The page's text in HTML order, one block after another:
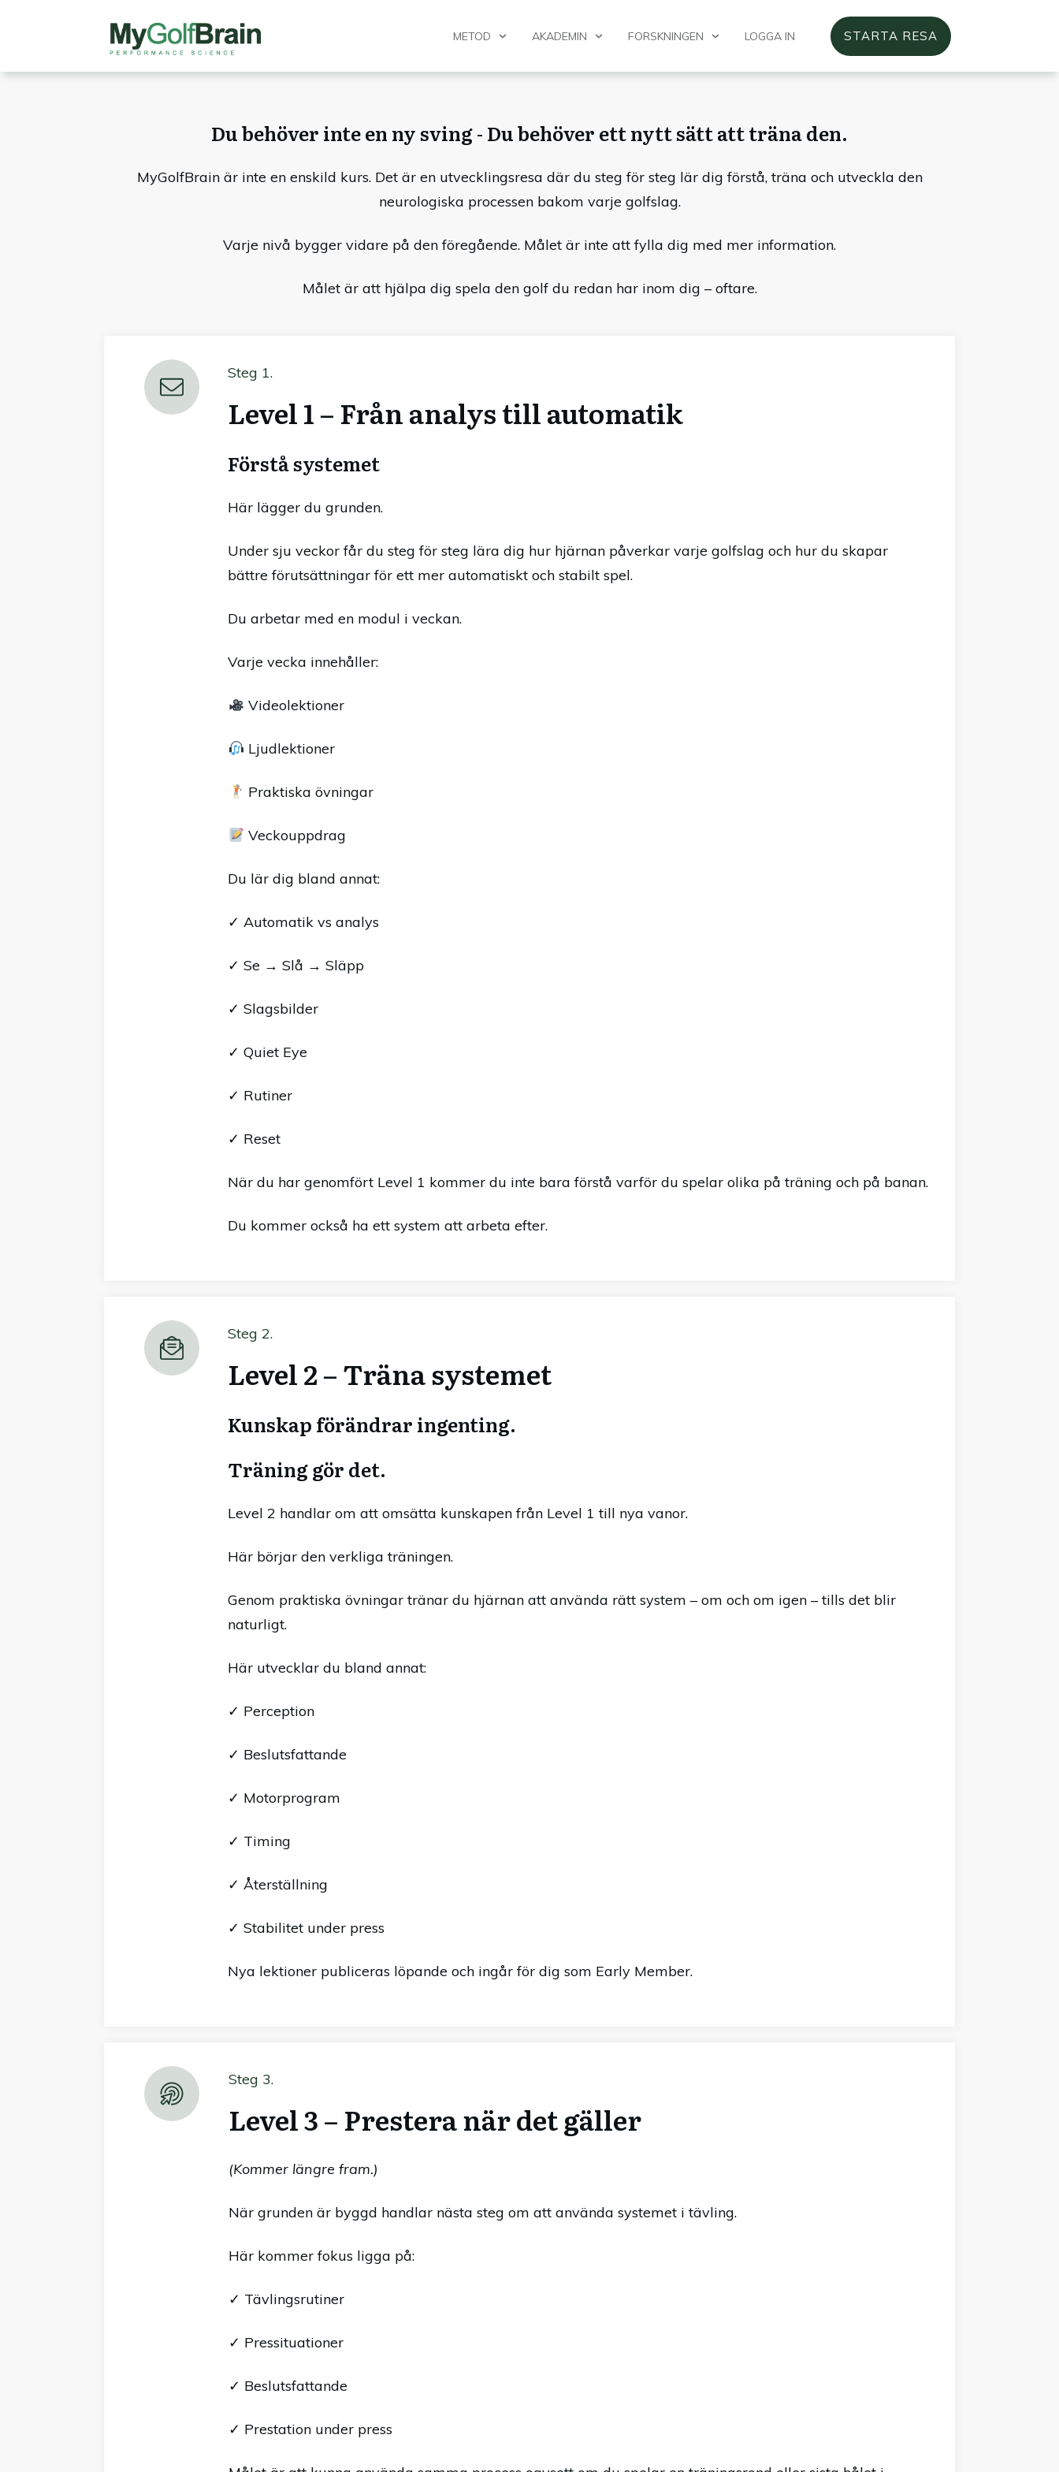
METOD AKADEMIN FORSKNINGEN LOGGA IN STARTA RESA
Du behöver inte en ny sving - Du behöver ett nytt sätt att träna den.
MyGolfBrain är inte en enskild kurs. Det är en utvecklingsresa där du steg för steg lär dig förstå, träna och utveckla den
neurologiska processen bakom varje golfslag.
Varje nivå bygger vidare på den föregående. Målet är inte att fylla dig med mer information.
Målet är att hjälpa dig spela den golf du redan har inom dig – oftare.
Steg 1.
Level 1 – Från analys till automatik
Förstå systemet
Här lägger du grunden.
Under sju veckor får du steg för steg lära dig hur hjärnan påverkar varje golfslag och hur du skapar
bättre förutsättningar för ett mer automatiskt och stabilt spel.
Du arbetar med en modul i veckan.
Varje vecka innehåller:
Videolektioner
Ljudlektioner
Praktiska övningar
Veckouppdrag
Du lär dig bland annat:
✓ Automatik vs analys
✓ Se → Slå → Släpp
✓ Slagsbilder
✓ Quiet Eye
✓ Rutiner
✓ Reset
När du har genomfört Level 1 kommer du inte bara förstå varför du spelar olika på träning och på banan.
Du kommer också ha ett system att arbeta efter.
Steg 2.
Level 2 – Träna systemet
Kunskap förändrar ingenting.
Träning gör det.
Level 2 handlar om att omsätta kunskapen från Level 1 till nya vanor.
Här börjar den verkliga träningen.
Genom praktiska övningar tränar du hjärnan att använda rätt system – om och om igen – tills det blir
naturligt.
Här utvecklar du bland annat:
✓ Perception
✓ Beslutsfattande
✓ Motorprogram
✓ Timing
✓ Återställning
✓ Stabilitet under press
Nya lektioner publiceras löpande och ingår för dig som Early Member.
Steg 3.
Level 3 – Prestera när det gäller
(Kommer längre fram.)
När grunden är byggd handlar nästa steg om att använda systemet i tävling.
Här kommer fokus ligga på:
✓ Tävlingsrutiner
✓ Pressituationer
✓ Beslutsfattande
✓ Prestation under press